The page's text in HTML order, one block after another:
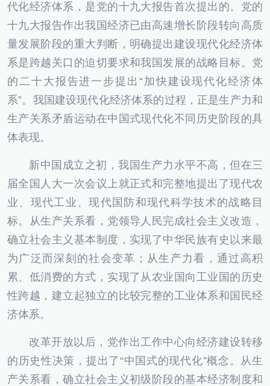
代化经济体系，是党的十九大报告首次提出的。党的
十九大报告作出我国经济已由高速增长阶段转向高质
量发展阶段的重大判断，明确提出建设现代化经济体
系是跨越关口的迫切要求和我国发展的战略目标。党
的二十大报告进一步提出“加快建设现代化经济体
系”。我国建设现代化经济体系的过程，正是生产力和
生产关系矛盾运动在中国式现代化不同历史阶段的具
体表现。
新中国成立之初，我国生产力水平不高，但在三
届全国人大一次会议上就正式和完整地提出了现代农
业、现代工业、现代国防和现代科学技术的战略目
标。从生产关系看，党领导人民完成社会主义改造，
确立社会主义基本制度，实现了中华民族有史以来最
为广泛而深刻的社会变革；从生产力看，通过高积
累、低消费的方式，实现了从农业国向工业国的历史
性跨越，建立起独立的比较完整的工业体系和国民经
济体系。
改革开放以后，党作出工作中心向经济建设转移
的历史性决策，提出了“中国式的现代化”概念。从生
产关系看，确立社会主义初级阶段的基本经济制度和